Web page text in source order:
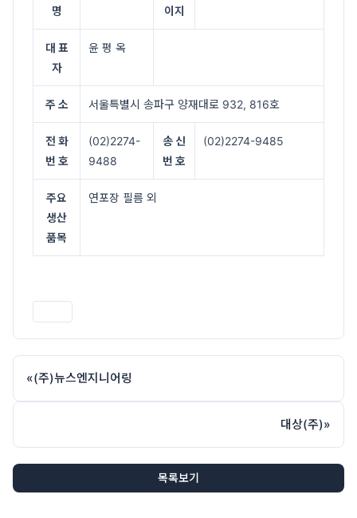
명
이지
대 표
자
윤 평 옥
주 소 서울특별시 송파구 양재대로 932, 816호
전 화
번 호
(02)2274-
9488
송 신
번 호
(02)2274-9485
주요
생산
품목
연포장 필름 외
«(주)뉴스엔지니어링
대상(주)»
목록보기